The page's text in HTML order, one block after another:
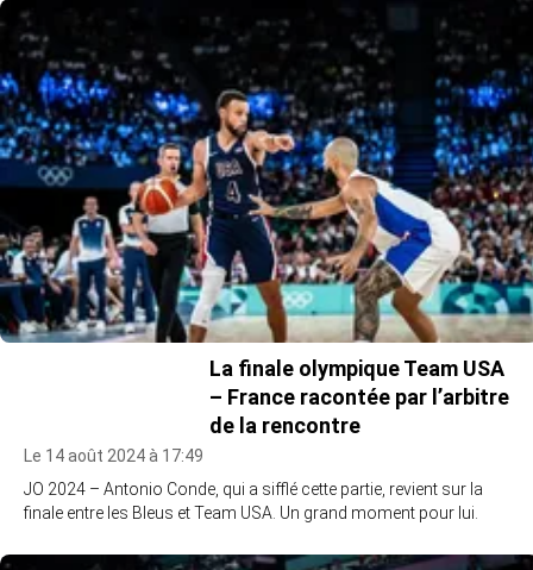
La finale olympique Team USA
– France racontée par l’arbitre
de la rencontre
Le 14 août 2024 à 17:49
JO 2024 – Antonio Conde, qui a sifflé cette partie, revient sur la
finale entre les Bleus et Team USA. Un grand moment pour lui.